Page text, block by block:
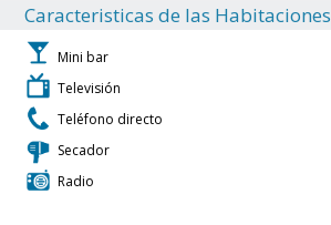
Caracteristicas de las Habitaciones
Mini bar
Televisión
Teléfono directo
Secador
Radio